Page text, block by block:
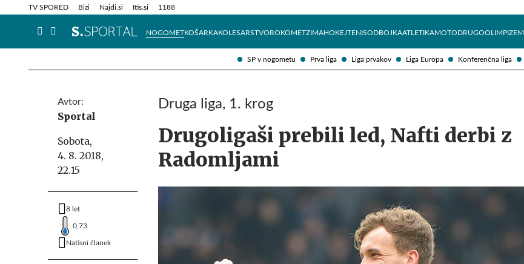
SP v nogometu Prva liga Liga prvakov Liga Europa Konferenčna liga
TV SPORED Bizi Najdi.si Itis.si 1188
NOGOMETKOŠARKAKOLESARSTVOROKOMETZIMAHOKEJTENISODBOJKAATLETIKAMOTODRUGOOLIMPIZEM
Info in obvestila Tehnik
Avtor:
Sportal
Sobota,
4. 8. 2018,
22.15
8 let
0,73
Natisni članek
Druga liga, 1. krog
Drugoligaši prebili led, Nafti derbi z
Radomljami